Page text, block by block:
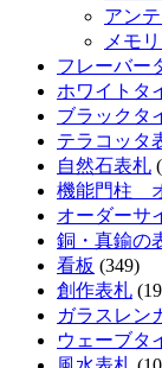
アン
メモ
フレーバー
ホワイトタ
ブラックタ
テラコッタ
自然石表札
機能門柱
オーダーサ
銅・真鍮の
看板 (349)
創作表札
ガラスレン
ウェーブタ